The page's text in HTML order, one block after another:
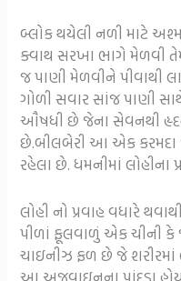
બ્લોક થયેલી નળી માટે
ક્વાથ સરખા ભાગે મેળવી
જ પાણી મેળવીને પીવાથી
ગોળી સવાર સાંજ પાણી
ઔષધી છે જેના સેવનથી
છે.બીલબેરી આ એક
રહેલા છે. ધમનીમાં લોહીના
લોહી નો પ્રવાહ વધારે
પીળાં ફૂલવાળું એક ચીની કે
ચાઇનીઝ ફળ છે જે શરીરમાં